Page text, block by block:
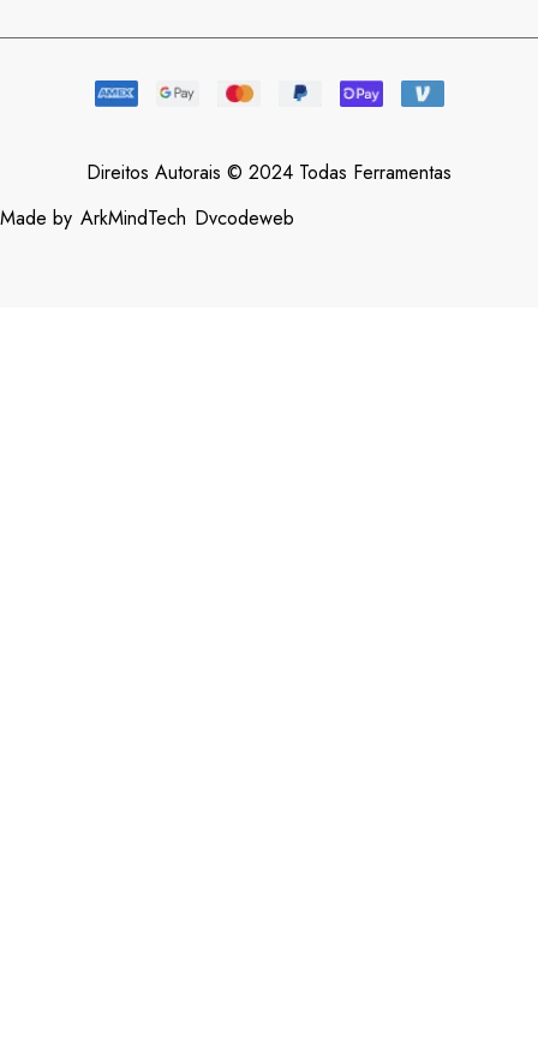
Direitos Autorais © 2024 Todas Ferramentas
Made by ArkMindTech Dvcodeweb